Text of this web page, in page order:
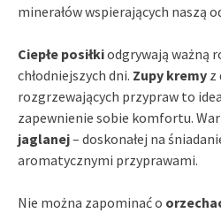
minerałów wspierających naszą
Ciepłe posiłkiodgrywają ważną
chłodniejszych dni. Zupy kremy z
rozgrzewających przypraw to
zapewnienie sobie komfortu.
jaglanej– doskonałej na
aromatycznymi przyprawami.
Nie można zapominać o